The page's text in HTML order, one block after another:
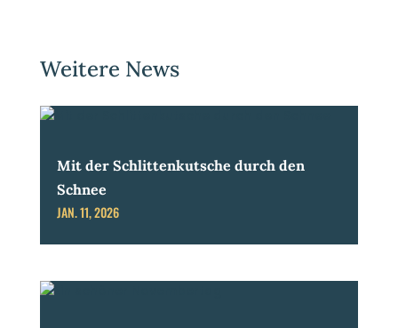
Weitere News
Mit der Schlittenkutsche durch den
Schnee
JAN. 11, 2026